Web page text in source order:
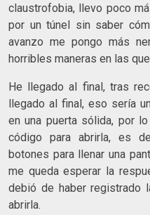
claustrofobia, llevo poco
por un túnel sin saber
avanzo me pongo más
horribles maneras en las
He llegado al final, tras
llegado al final, eso sería
en una puerta sólida, por
código para abrirla, es
botones para llenar una
me queda esperar la
debió de haber registrado
abrirla.